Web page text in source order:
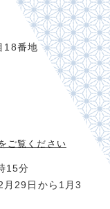
18番地
ご覧ください
15分
29日から1月3